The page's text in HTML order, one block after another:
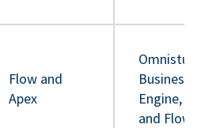
Flow and
Apex
Business
Engine,
and Flow